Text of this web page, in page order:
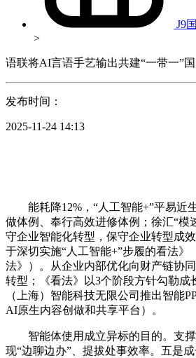
J9
>
语联将AI言语手艺输出共建“一带一”
发布时间：
2025-11-24 14:13
能耗降12%，“人工智能+”平易近
做体例、奉行高效进修体例；徐汇“模
守企业智能化转型，保守企业转型成
于深切实施“人工智能+”步履的看法》
法》）。从企业内部优化向财产链协
转型；《看法》以3个阶段方针勾勒成
（上海）智能科技无限公司推出智能
AI原生内容创做和共享平台）。
智能体使用成立异标的目的。支撑
现“边聊边办”、提拔处事效率。五是